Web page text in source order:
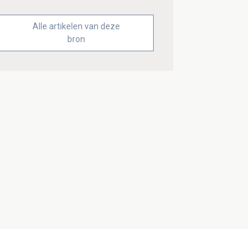
Alle artikelen van deze
bron